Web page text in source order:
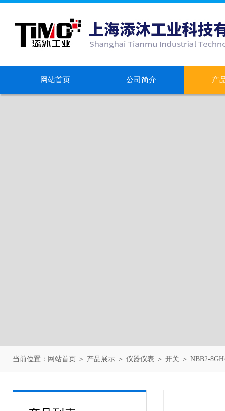
网站首页 公司简介 产
当前位置： 网站首页 ＞ 产品展示 ＞ 仪器仪表 ＞ 开关 ＞ NBB2-